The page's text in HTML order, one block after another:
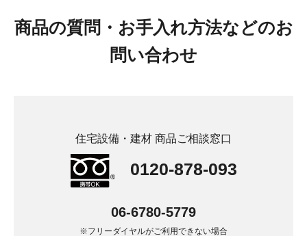
商品の質問・お手入れ方法などのお
問い合わせ
住宅設備・建材 商品ご相談窓口
0120-878-093
06-6780-5779
※フリーダイヤルがご利用できない場合